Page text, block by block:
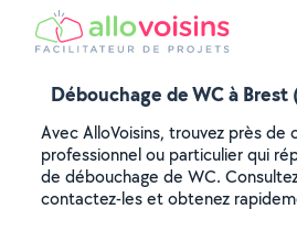
Débouchage de WC à
Avec AlloVoisins, trouvez près de
professionnel ou particulier qui
de débouchage de WC.
contactez-les et obtenez